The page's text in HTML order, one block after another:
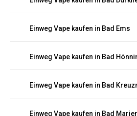
Einweg Vape kaufen in Bad
Einweg Vape kaufen in Bad Ems
Einweg Vape kaufen in Bad
Einweg Vape kaufen in Bad